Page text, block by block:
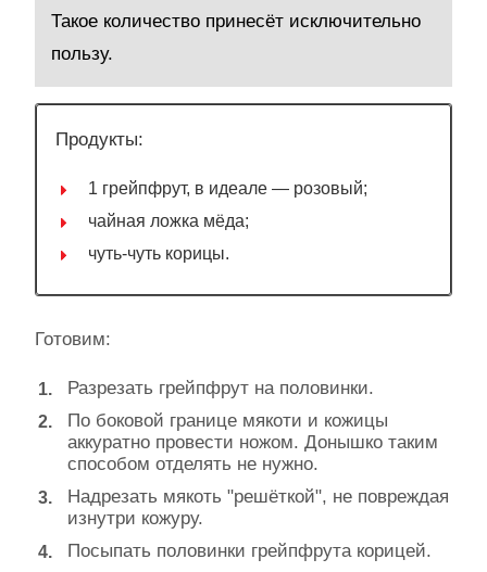
Такое количество принесёт исключительно
пользу.
Продукты:
1 грейпфрут, в идеале — розовый;
чайная ложка мёда;
чуть-чуть корицы.
Готовим:
Разрезать грейпфрут на половинки.
По боковой границе мякоти и кожицы
аккуратно провести ножом. Донышко таким
способом отделять не нужно.
Надрезать мякоть "решёткой", не повреждая
изнутри кожуру.
Посыпать половинки грейпфрута корицей.